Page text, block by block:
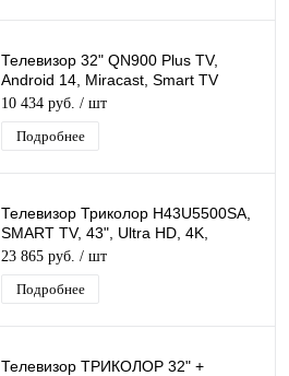
Телевизор 32" QN900 Plus TV,
Android 14, Miracast, Smart TV
(T2/S2/CI+)
10 434 руб. / шт
Подробнее
Телевизор Триколор H43U5500SA,
SMART TV, 43", Ultra HD, 4K,
черный
23 865 руб. / шт
Подробнее
Телевизор ТРИКОЛОР 32" +